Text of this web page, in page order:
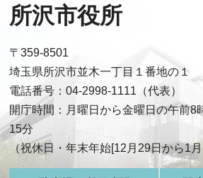
所沢市役所
〒359-8501
埼玉県所沢市並木一丁目１番地の１
電話番号：04-2998-1111（代表）
開庁時間：月曜日から金曜日の午前8
15分
（祝休日・年末年始[12月29日から1